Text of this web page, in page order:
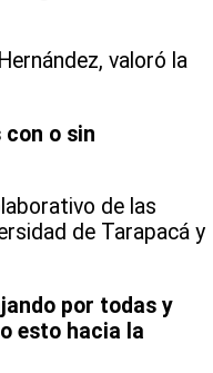
valoró la
o sin
de las
de Tarapacá y
por todas y
esto hacia la